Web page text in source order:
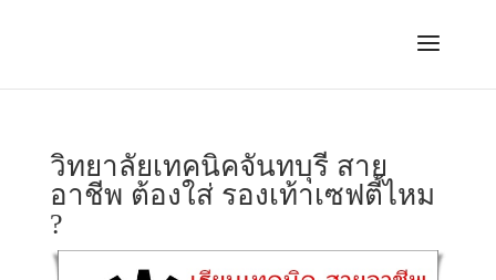
วิทยาลัยเทคนิคจันทบุรี สาย
อาชีพ ต้องใส่ รองเท้าเซฟตี้ไหม
?